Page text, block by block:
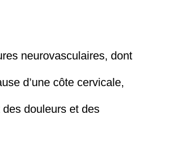
neurovasculaires, dont
d’une côte cervicale,
douleurs et des